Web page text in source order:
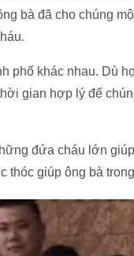
bà đã cho chúng
phố khác nhau. Dù
gian hợp lý để
đứa cháu lớn
thóc giúp ông bà